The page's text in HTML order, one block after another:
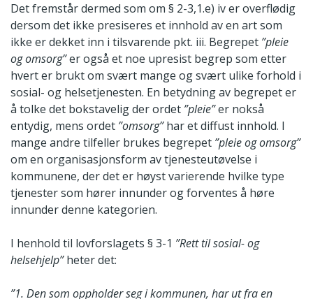
Det fremstår dermed som om § 2-3,1.e) iv er overflødig
dersom det ikke presiseres et innhold av en art som
ikke er dekket inn i tilsvarende pkt. iii. Begrepet ”pleie
og omsorg”er også et noe upresist begrep som etter
hvert er brukt om svært mange og svært ulike forhold i
sosial- og helsetjenesten. En betydning av begrepet er
å tolke det bokstavelig der ordet ”pleie”er nokså
entydig, mens ordet ”omsorg”har et diffust innhold. I
mange andre tilfeller brukes begrepet ”pleie og omsorg”
om en organisasjonsform av tjenesteutøvelse i
kommunene, der det er høyst varierende hvilke type
tjenester som hører innunder og forventes å høre
innunder denne kategorien.
I henhold til lovforslagets § 3-1 ”Rett til sosial- og
helsehjelp”heter det:
”1. Den som oppholder seg i kommunen, har ut fra en